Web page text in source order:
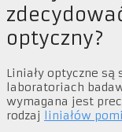
optyczny?
Liniały optyczne
laboratoriach
wymagana jest
rodzaj liniałów